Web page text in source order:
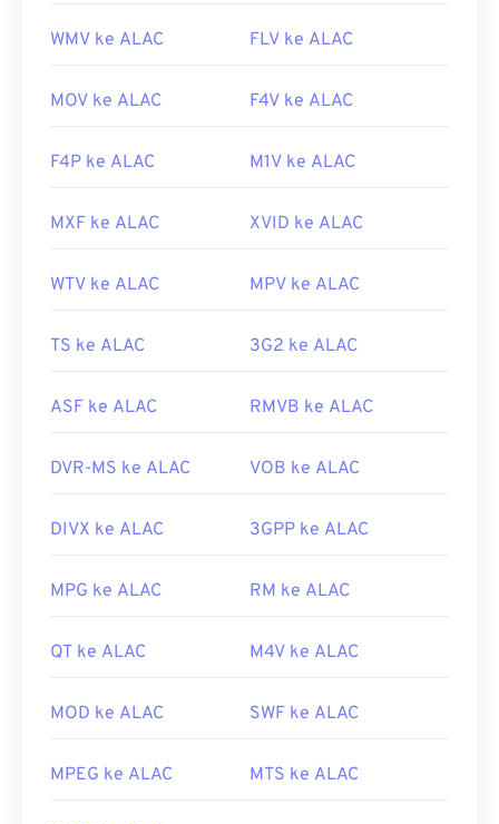
WMV ke ALAC FLV ke ALAC
MOV ke ALAC F4V ke ALAC
F4P ke ALAC M1V ke ALAC
MXF ke ALAC XVID ke ALAC
WTV ke ALAC MPV ke ALAC
TS ke ALAC 3G2 ke ALAC
ASF ke ALAC RMVB ke ALAC
DVR-MS ke ALAC VOB ke ALAC
DIVX ke ALAC 3GPP ke ALAC
MPG ke ALAC RM ke ALAC
QT ke ALAC M4V ke ALAC
MOD ke ALAC SWF ke ALAC
MPEG ke ALAC MTS ke ALAC